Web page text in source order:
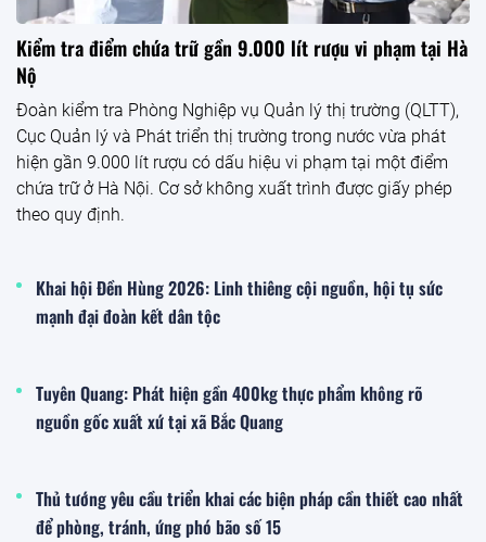
Kiểm tra điểm chứa trữ gần 9.000 lít rượu vi phạm tại Hà
Nộ
Đoàn kiểm tra Phòng Nghiệp vụ Quản lý thị trường (QLTT),
Cục Quản lý và Phát triển thị trường trong nước vừa phát
hiện gần 9.000 lít rượu có dấu hiệu vi phạm tại một điểm
chứa trữ ở Hà Nội. Cơ sở không xuất trình được giấy phép
theo quy định.
Khai hội Đền Hùng 2026: Linh thiêng cội nguồn, hội tụ sức
mạnh đại đoàn kết dân tộc
Tuyên Quang: Phát hiện gần 400kg thực phẩm không rõ
nguồn gốc xuất xứ tại xã Bắc Quang
Thủ tướng yêu cầu triển khai các biện pháp cần thiết cao nhất
để phòng, tránh, ứng phó bão số 15